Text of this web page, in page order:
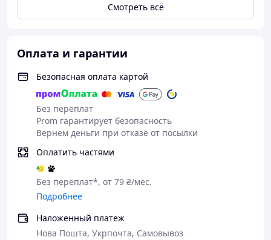
Смотреть всё
Оплата и гарантии
Безопасная оплата картой
Без переплат
Prom гарантирует безопасность
Вернем деньги при отказе от посылки
Оплатить частями
Без переплат*, от 79 ₴/мес.
Подробнее
Наложенный платеж
Нова Пошта, Укрпочта, Самовывоз